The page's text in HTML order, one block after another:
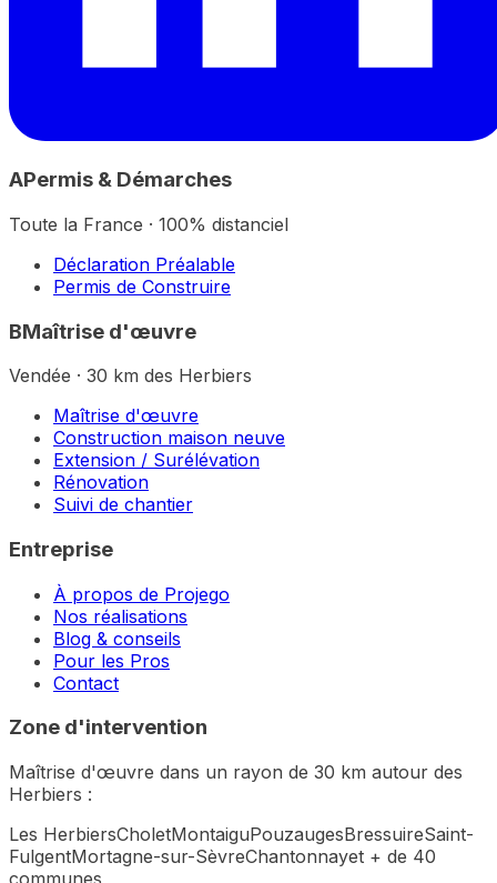
APermis & Démarches
Toute la France · 100% distanciel
Déclaration Préalable
Permis de Construire
BMaîtrise d'œuvre
Vendée · 30 km des Herbiers
Maîtrise d'œuvre
Construction maison neuve
Extension / Surélévation
Rénovation
Suivi de chantier
Entreprise
À propos de Projego
Nos réalisations
Blog & conseils
Pour les Pros
Contact
Zone d'intervention
Maîtrise d'œuvre dans un rayon de 30 km autour des
Herbiers :
Les HerbiersCholetMontaiguPouzaugesBressuireSaint-
FulgentMortagne-sur-SèvreChantonnayet + de 40